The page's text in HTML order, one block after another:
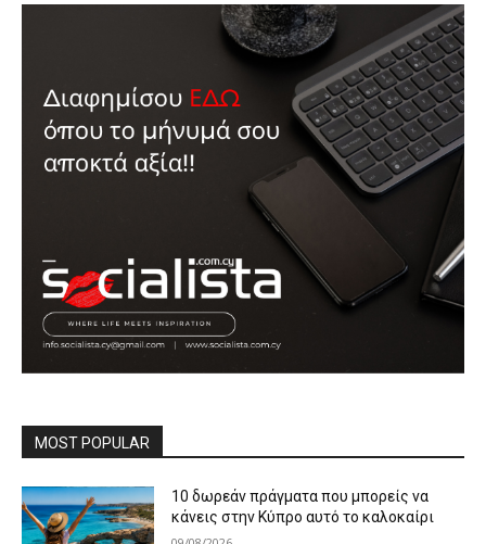
MOST POPULAR
10 δωρεάν πράγματα που μπορείς να
κάνεις στην Κύπρο αυτό το καλοκαίρι